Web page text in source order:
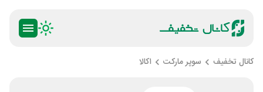
کانال تخفیف سوپر مارکت اکالا